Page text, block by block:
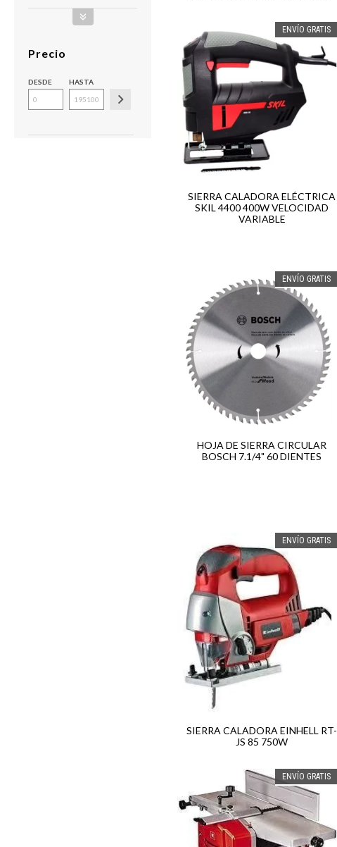
Precio
DESDE HASTA
ENVÍO GRATIS
SIERRA CALADORA ELÉCTRICA
SKIL 4400 400W VELOCIDAD
VARIABLE
ENVÍO GRATIS
HOJA DE SIERRA CIRCULAR
BOSCH 7.1/4" 60 DIENTES
ENVÍO GRATIS
SIERRA CALADORA EINHELL RT-
JS 85 750W
ENVÍO GRATIS